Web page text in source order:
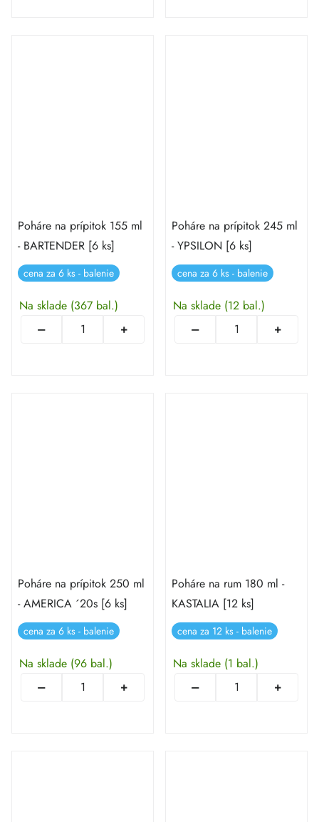
Poháre na prípitok 155 ml
- BARTENDER [6 ks]
cena za 6 ks - balenie
Na sklade (367 bal.)
Poháre na prípitok 245 ml
- YPSILON [6 ks]
cena za 6 ks - balenie
Na sklade (12 bal.)
Poháre na prípitok 250 ml
- AMERICA ´20s [6 ks]
cena za 6 ks - balenie
Na sklade (96 bal.)
Poháre na rum 180 ml -
KASTALIA [12 ks]
cena za 12 ks - balenie
Na sklade (1 bal.)